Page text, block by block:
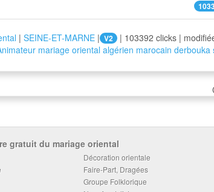
| SEINE-ET-MARNE | V2
| 103392 clicks |
mariage oriental algérien marocain
gratuit du mariage oriental
Décoration orientale
Faire-Part, Dragées
Groupe Folklorique